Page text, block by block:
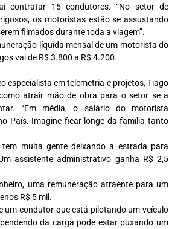
contratar 15 condutores. “No setor de
os motoristas estão se assustando
filmados durante toda a viagem”.
líquida mensal de um motorista do
vai de R$ 3.800 a R$ 4.200.
especialista em telemetria e projetos, Tiago
atrair mão de obra para o setor se a
“Em média, o salário do motorista
País. Imagine ficar longe da família tanto
muita gente deixando a estrada para
assistente administrativo ganha R$ 2,5
uma remuneração atraente para um
R$ 5 mil.
um condutor que está pilotando um veículo
da carga pode estar puxando um